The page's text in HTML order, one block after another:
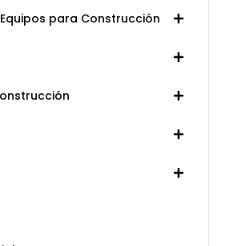
para Construcción